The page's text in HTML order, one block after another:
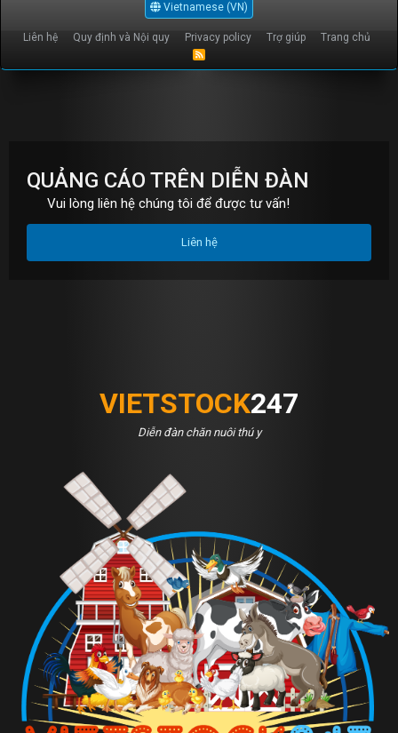
Vietnamese (VN)
Liên hệ Quy định và Nội quy Privacy policy Trợ giúp Trang chủ
R
QUẢNG CÁO TRÊN DIỄN ĐÀN
Vui lòng liên hệ chúng tôi để được tư vấn!
Liên hệ
VIETSTOCK247
Diễn đàn chăn nuôi thú y